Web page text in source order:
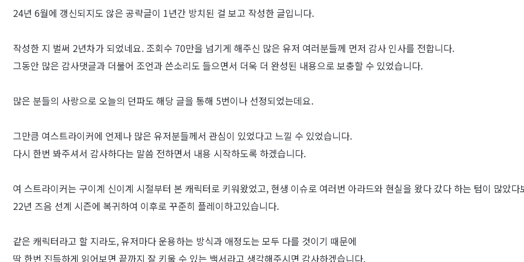
24년 6월에 갱신되지도 않은 공략글이 1년간 방치된 걸 보고 작성한 글입니다.
작성한 지 벌써 2년차가 되었네요. 조회수 70만을 넘기게 해주신 많은 유저 여러분들께 먼저 감사 인사를 전합니다.
그동안 많은 감사댓글과 더불어 조언과 쓴소리도 들으면서 더욱 더 완성된 내용으로 보충할 수 있었습니다.
많은 분들의 사랑으로 오늘의 던파도 해당 글을 통해 5번이나 선정되었는데요.
그만큼 여스트라이커에 언제나 많은 유저분들께서 관심이 있었다고 느낄 수 있었습니다.
다시 한번 봐주셔서 감사하다는 말씀 전하면서 내용 시작하도록 하겠습니다.
여 스트라이커는 구이계 신이계 시절부터 본 캐릭터로 키워왔었고, 현생 이슈로 여러번 아라드와 현실을 왔다 갔다 하는 텀이 많았다
22년 즈음 선계 시즌에 복귀하여 이후로 꾸준히 플레이하고있습니다.
같은 캐릭터라고 할 지라도, 유저마다 운용하는 방식과 애정도는 모두 다를 것이기 때문에
딱 한번 진득하게 읽어보면 끝까지 잘 키울 수 있는 백서라고 생각해주시면 감사하겠습니다.